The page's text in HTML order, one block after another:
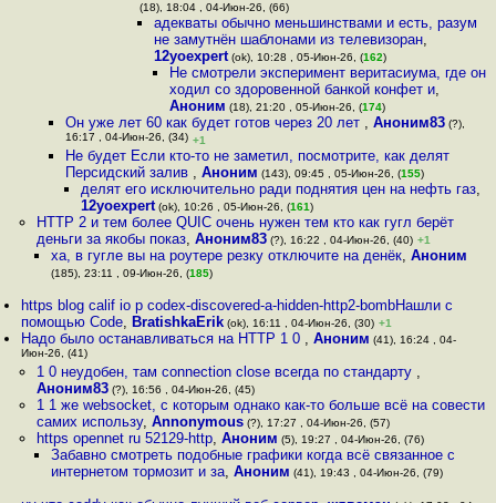
(18), 18:04 , 04-Июн-26, (66)
адекваты обычно меньшинствами и есть, разум
не замутнён шаблонами из телевизоран,
12yoexpert (ok), 10:28 , 05-Июн-26, (162)
Не смотрели эксперимент веритасиума, где он
ходил со здоровенной банкой конфет и,
Аноним (18), 21:20 , 05-Июн-26, (174)
Он уже лет 60 как будет готов через 20 лет ,Аноним83 (?),
16:17 , 04-Июн-26, (34) +1
Не будет Если кто-то не заметил, посмотрите, как делят
Персидский залив ,Аноним (143), 09:45 , 05-Июн-26, (155)
делят его исключительно ради поднятия цен на нефть газ,
12yoexpert(ok), 10:26 , 05-Июн-26, (161)
HTTP 2 и тем более QUIC очень нужен тем кто как гугл берёт
деньги за якобы показ, Аноним83(?), 16:22 , 04-Июн-26, (40) +1
ха, в гугле вы на роутере резку отключите на денёк, Аноним
(185), 23:11 , 09-Июн-26, (185)
https blog calif io p codex-discovered-a-hidden-http2-bombНашли с
помощью Code, BratishkaErik (ok), 16:11 , 04-Июн-26, (30) +1
Надо было останавливаться на HTTP 1 0 ,Аноним (41), 16:24 , 04-
Июн-26, (41)
1 0 неудобен, там connection close всегда по стандарту ,
Аноним83(?), 16:56 , 04-Июн-26, (45)
1 1 же websocket, с которым однако как-то больше всё на совести
самих использу, Annonymous(?), 17:27 , 04-Июн-26, (57)
https opennet ru 52129-http, Аноним (5), 19:27 , 04-Июн-26, (76)
Забавно смотреть подобные графики когда всё связанное с
интернетом тормозит и за, Аноним (41), 19:43 , 04-Июн-26, (79)